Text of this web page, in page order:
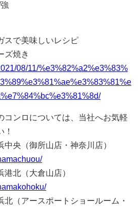
で美味しいレシピ
ズ焼き
08/11/%e3%82%a2%e3%83%
コンロについては、当社へお気軽
央（御所山店・神奈川店）
北（大倉山店）
（アースポートショールーム・